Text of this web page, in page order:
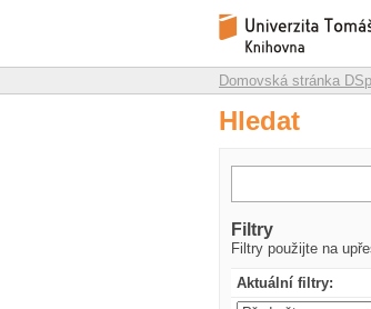
Hledat
Repozitář
Domovská stránka
Hledat
Filtry
Filtry použijte na
Aktuální filtry: